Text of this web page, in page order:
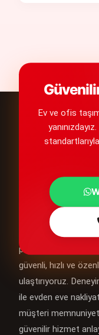
Ev ve ofis
Çorlu asya
Çorlu Asya Evden
profesyonel
güvenli, hızlı ve
ulaştırıyoruz.
ile evden eve
müşteri
güvenilir hizmet